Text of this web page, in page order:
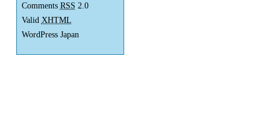
Comments RSS 2.0
Valid XHTML
WordPress Japan